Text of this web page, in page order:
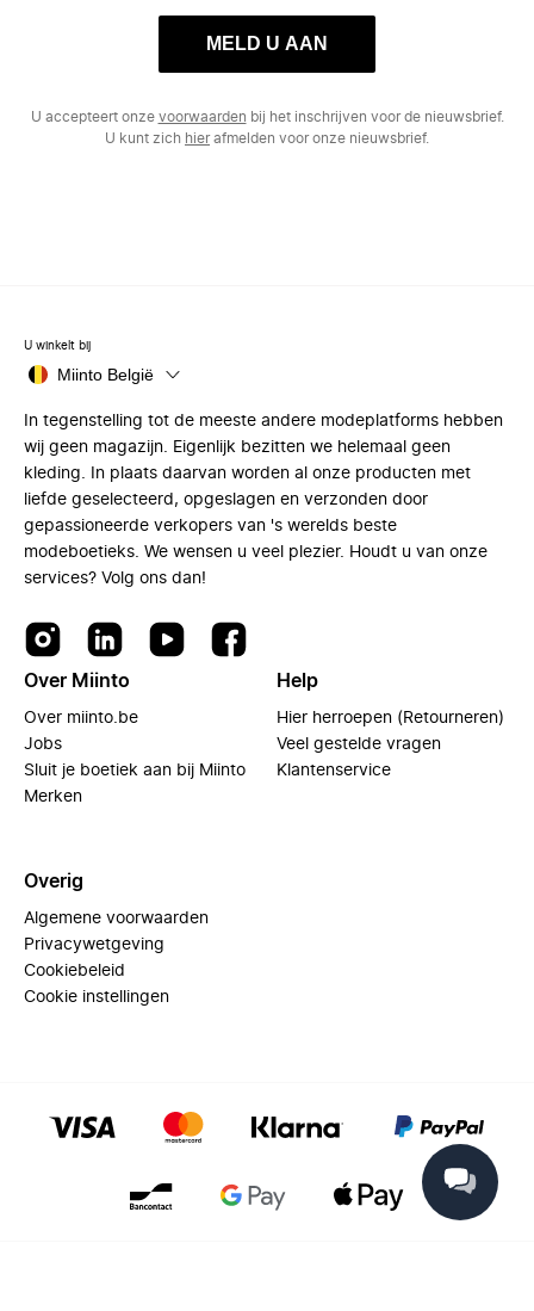
MELD U AAN
U accepteert onze voorwaarden bij het inschrijven voor de nieuwsbrief.
U kunt zich hierafmelden voor onze nieuwsbrief.
U winkelt bij
Miinto België
In tegenstelling tot de meeste andere modeplatforms hebben
wij geen magazijn. Eigenlijk bezitten we helemaal geen
kleding. In plaats daarvan worden al onze producten met
liefde geselecteerd, opgeslagen en verzonden door
gepassioneerde verkopers van 's werelds beste
modeboetieks. We wensen u veel plezier. Houdt u van onze
services? Volg ons dan!
Over Miinto
Over miinto.be
Jobs
Sluit je boetiek aan bij Miinto
Merken
Help
Hier herroepen (Retourneren)
Veel gestelde vragen
Klantenservice
Overig
Algemene voorwaarden
Privacywetgeving
Cookiebeleid
Cookie instellingen